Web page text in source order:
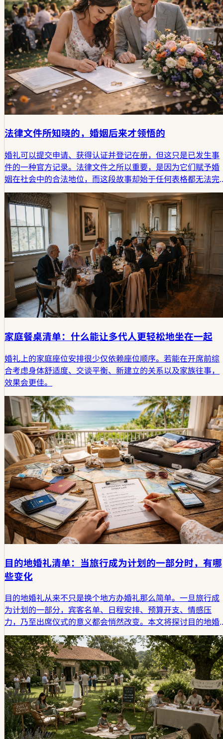
法律文件所知晓的，婚姻后来才领悟的
婚礼可以提交申请、获得认证并登记在册，但这只是已发生事
件的一种官方记录。法律文件之所以重要，是因为它们赋予婚
姻在社会中的合法地位，而这段故事却始于任何表格都无法完
全描述的静谧空间。
家庭餐桌清单：什么能让多代人更轻松地坐在一起
婚礼上的家庭座位安排很少仅依赖座位顺序。若能在开席前综
合考虑身体舒适度、交谈平衡、新建立的关系以及家族往事，
效果会更佳。
目的地婚礼清单：当旅行成为计划的一部分时，有哪
些变化
目的地婚礼从来不只是换个地方办婚礼那么简单。一旦旅行成
为计划的一部分，宾客名单、日程安排、预算开支、情感压
力，乃至出席仪式的意义都会悄然改变。本文将探讨目的地婚
礼清单真正需要涵盖哪些内容，以及为何旅行早在仪式开始
前，就已将婚礼编织成一段鲜活的人生叙事。